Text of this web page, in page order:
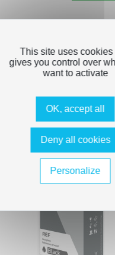
Ajouter au panier
The
This site uses cookies
gives you control over
want to activate
OK, accept all
Deny all cookies
Personalize